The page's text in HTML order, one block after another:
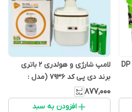
چراغ شارژی یوفو 3 باتری مدل DP
لامپ شارژی و هولدری 2 باتری
برند دی پی کد 7936 (مدل :
mana13d6)
۸۷۷٬۰۰۰
افزودن به سبد